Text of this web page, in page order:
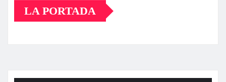
LA PORTADA